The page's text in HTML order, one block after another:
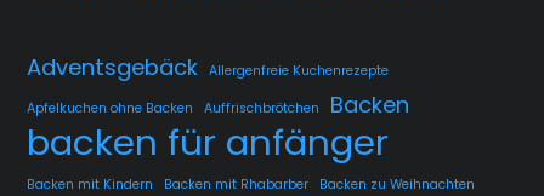
Adventsgebäck Allergenfreie Kuchenrezepte
Apfelkuchen ohne Backen Auffrischbrötchen Backen
backen für anfänger
Backen mit Kindern Backen mit Rhabarber Backen zu Weihnachten